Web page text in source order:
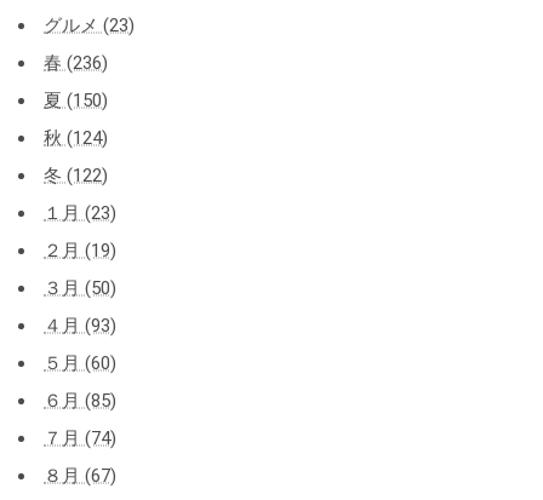
グルメ (23)
春 (236)
夏 (150)
秋 (124)
冬 (122)
１月 (23)
２月 (19)
３月 (50)
４月 (93)
５月 (60)
６月 (85)
７月 (74)
８月 (67)